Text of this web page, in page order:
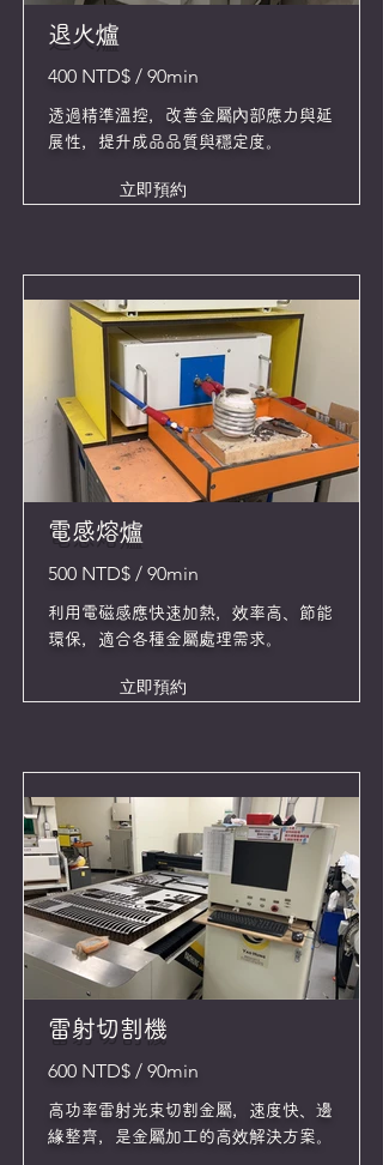
退火爐
400 NTD$ / 90min
透過精準溫控，改善金屬內部應力與延
展性，提升成品品質與穩定度。
立即預約
電感熔爐
500 NTD$ / 90min
利用電磁感應快速加熱，效率高、節能
環保，適合各種金屬處理需求。
立即預約
雷射切割機
600 NTD$ / 90min
高功率雷射光束切割金屬，速度快、邊
緣整齊，是金屬加工的高效解決方案。